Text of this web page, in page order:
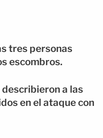
tres personas
escombros.
a las
en el ataque con